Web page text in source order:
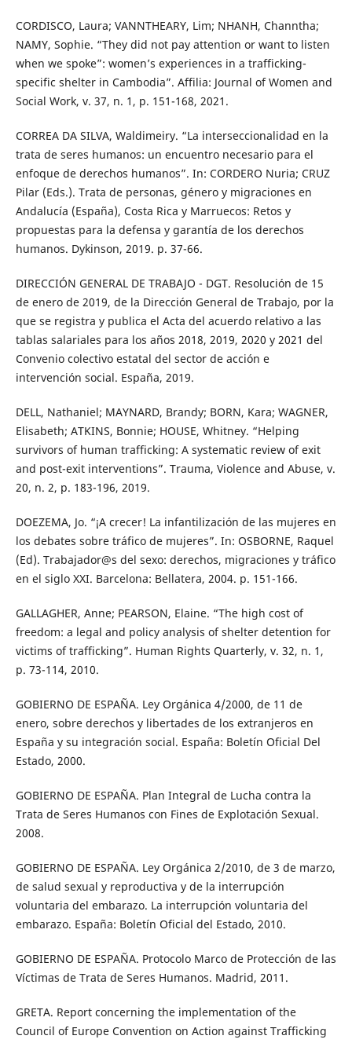
CORDISCO, Laura; VANNTHEARY, Lim; NHANH, Channtha;
NAMY, Sophie. “They did not pay attention or want to listen
when we spoke”: women’s experiences in a trafficking-
specific shelter in Cambodia”. Affilia: Journal of Women and
Social Work, v. 37, n. 1, p. 151-168, 2021.
CORREA DA SILVA, Waldimeiry. “La interseccionalidad en la
trata de seres humanos: un encuentro necesario para el
enfoque de derechos humanos”. In: CORDERO Nuria; CRUZ
Pilar (Eds.). Trata de personas, género y migraciones en
Andalucía (España), Costa Rica y Marruecos: Retos y
propuestas para la defensa y garantía de los derechos
humanos. Dykinson, 2019. p. 37-66.
DIRECCIÓN GENERAL DE TRABAJO - DGT. Resolución de 15
de enero de 2019, de la Dirección General de Trabajo, por la
que se registra y publica el Acta del acuerdo relativo a las
tablas salariales para los años 2018, 2019, 2020 y 2021 del
Convenio colectivo estatal del sector de acción e
intervención social. España, 2019.
DELL, Nathaniel; MAYNARD, Brandy; BORN, Kara; WAGNER,
Elisabeth; ATKINS, Bonnie; HOUSE, Whitney. “Helping
survivors of human trafficking: A systematic review of exit
and post-exit interventions”. Trauma, Violence and Abuse, v.
20, n. 2, p. 183-196, 2019.
DOEZEMA, Jo. “¡A crecer! La infantilización de las mujeres en
los debates sobre tráfico de mujeres”. In: OSBORNE, Raquel
(Ed). Trabajador@s del sexo: derechos, migraciones y tráfico
en el siglo XXI. Barcelona: Bellatera, 2004. p. 151-166.
GALLAGHER, Anne; PEARSON, Elaine. “The high cost of
freedom: a legal and policy analysis of shelter detention for
victims of trafficking”. Human Rights Quarterly, v. 32, n. 1,
p. 73-114, 2010.
GOBIERNO DE ESPAÑA. Ley Orgánica 4/2000, de 11 de
enero, sobre derechos y libertades de los extranjeros en
España y su integración social. España: Boletín Oficial Del
Estado, 2000.
GOBIERNO DE ESPAÑA. Plan Integral de Lucha contra la
Trata de Seres Humanos con Fines de Explotación Sexual.
2008.
GOBIERNO DE ESPAÑA. Ley Orgánica 2/2010, de 3 de marzo,
de salud sexual y reproductiva y de la interrupción
voluntaria del embarazo. La interrupción voluntaria del
embarazo. España: Boletín Oficial del Estado, 2010.
GOBIERNO DE ESPAÑA. Protocolo Marco de Protección de las
Víctimas de Trata de Seres Humanos. Madrid, 2011.
GRETA. Report concerning the implementation of the
Council of Europe Convention on Action against Trafficking